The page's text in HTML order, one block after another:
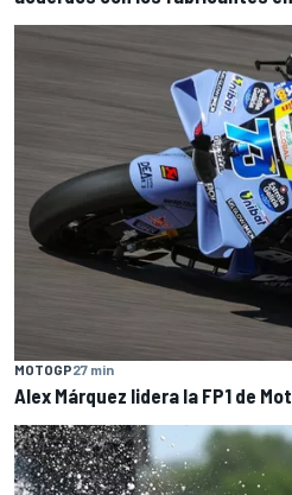
MOTOGP27 min
Alex Márquez lidera la FP1 de